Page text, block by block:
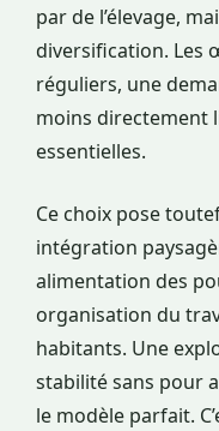
par de l’élevage,
diversification. Les
réguliers, une
moins directement
essentielles.
Ce choix pose
intégration
alimentation des
organisation du
habitants. Une
stabilité sans pour
le modèle parfait.